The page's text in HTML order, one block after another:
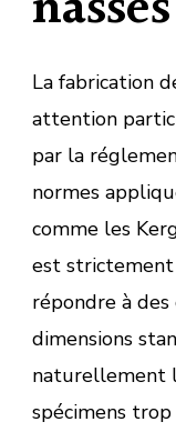
La fabrication
attention
par la
normes
comme les
est strictement
répondre à
dimensions
naturellement
spécimens